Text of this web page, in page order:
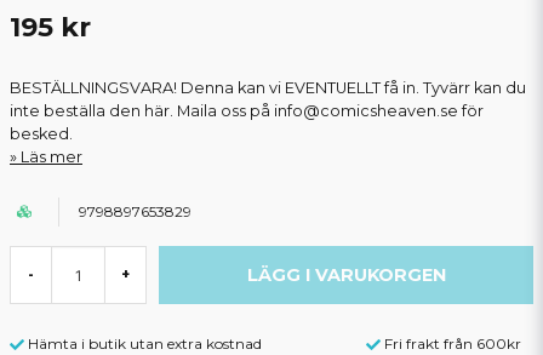
195 kr
BESTÄLLNINGSVARA! Denna kan vi EVENTUELLT få in. Tyvärr kan du
inte beställa den här. Maila oss på info@comicsheaven.se för
besked.
Läs mer
9798897653829
- + LÄGG I VARUKORGEN
Hämta i butik utan extra kostnad
Fri frakt från 600kr